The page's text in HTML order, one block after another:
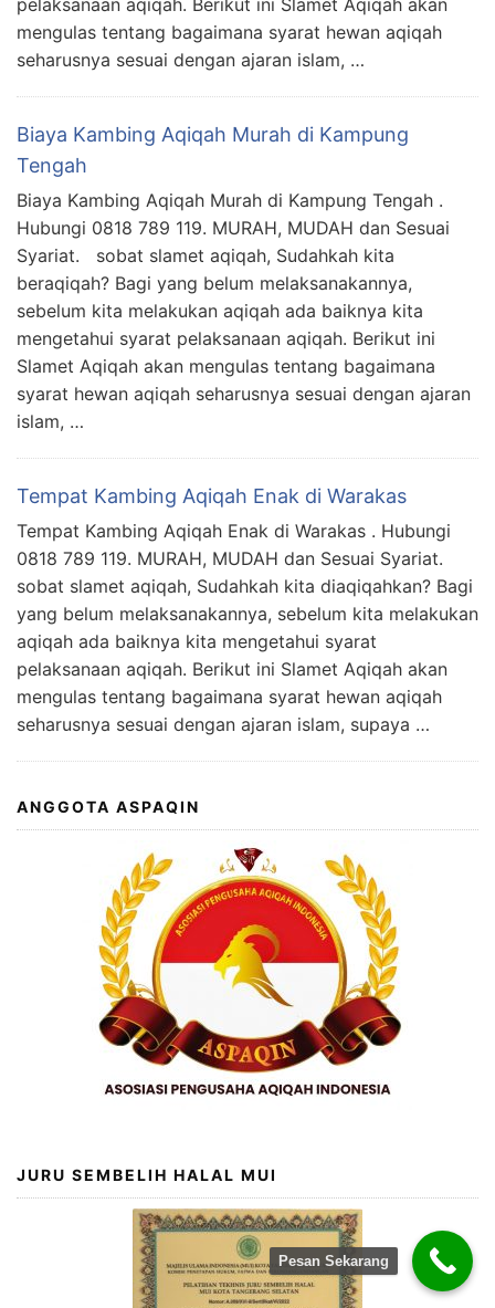
pelaksanaan aqiqah. Berikut ini Slamet Aqiqah akan
mengulas tentang bagaimana syarat hewan aqiqah
seharusnya sesuai dengan ajaran islam, …
Biaya Kambing Aqiqah Murah di Kampung
Tengah
Biaya Kambing Aqiqah Murah di Kampung Tengah .
Hubungi 0818 789 119. MURAH, MUDAH dan Sesuai
Syariat. sobat slamet aqiqah, Sudahkah kita
beraqiqah? Bagi yang belum melaksanakannya,
sebelum kita melakukan aqiqah ada baiknya kita
mengetahui syarat pelaksanaan aqiqah. Berikut ini
Slamet Aqiqah akan mengulas tentang bagaimana
syarat hewan aqiqah seharusnya sesuai dengan ajaran
islam, …
Tempat Kambing Aqiqah Enak di Warakas
Tempat Kambing Aqiqah Enak di Warakas . Hubungi
0818 789 119. MURAH, MUDAH dan Sesuai Syariat.
sobat slamet aqiqah, Sudahkah kita diaqiqahkan? Bagi
yang belum melaksanakannya, sebelum kita melakukan
aqiqah ada baiknya kita mengetahui syarat
pelaksanaan aqiqah. Berikut ini Slamet Aqiqah akan
mengulas tentang bagaimana syarat hewan aqiqah
seharusnya sesuai dengan ajaran islam, supaya …
ANGGOTA ASPAQIN
JURU SEMBELIH HALAL MUI
Pesan Sekarang